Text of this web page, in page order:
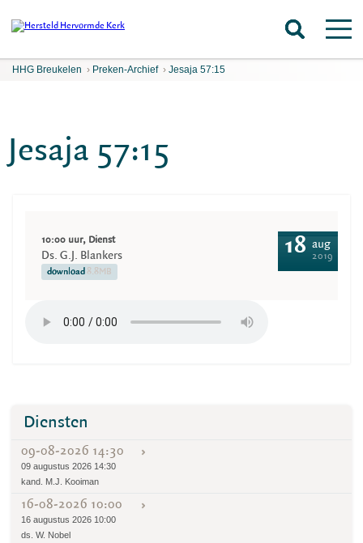
HHG Breukelen › Preken-Archief › Jesaja 57:15
Jesaja 57:15
10:00 uur, Dienst
Ds. G.J. Blankers
download 8.8MB
18 aug
2019
Diensten
09-08-2026 14:30
09 augustus 2026 14:30
kand. M.J. Kooiman
16-08-2026 10:00
16 augustus 2026 10:00
ds. W. Nobel